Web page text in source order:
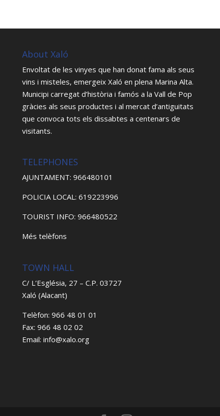
About Xaló
Envoltat de les vinyes que han donat fama als seus
vins i misteles, emergeix Xaló en plena Marina Alta.
Municipi carregat d’història i famós a la Vall de Pop
gràcies als seus productes i al mercat d’antiguitats
que convoca tots els dissabtes a centenars de
visitants.
TELEPHONES
AJUNTAMENT: 966480101
POLICIA LOCAL: 619223996
TOURIST INFO: 966480522
Més telèfons
TOWN HALL
C/ L’Església, 27 – C.P. 03727
Xaló (Alacant)
Telèfon: 966 48 01 01
Fax: 966 48 02 02
Email: info@xalo.org